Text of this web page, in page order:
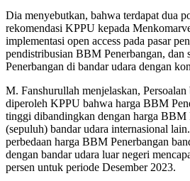
Dia menyebutkan, bahwa terdapat dua
rekomendasi KPPU kepada
implementasi open access pada pasar
pendistribusian BBM Penerbangan,
Penerbangan di bandar udara dengan
M. Fanshurullah menjelaskan,
diperoleh KPPU bahwa harga BBM
tinggi dibandingkan dengan harga BBM
(sepuluh) bandar udara internasional
perbedaan harga BBM Penerbangan
dengan bandar udara luar negeri
persen untuk periode Desember 2023.